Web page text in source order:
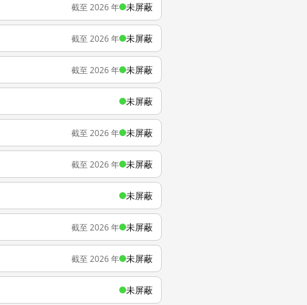
截至 2026 年 未屏蔽
截至 2026 年 未屏蔽
截至 2026 年 未屏蔽
未屏蔽
截至 2026 年 未屏蔽
截至 2026 年 未屏蔽
未屏蔽
截至 2026 年 未屏蔽
截至 2026 年 未屏蔽
未屏蔽